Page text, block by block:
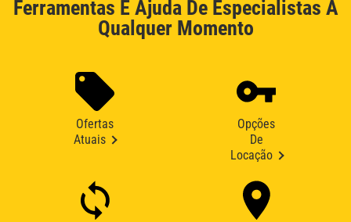
Ferramentas E Ajuda De Especialistas A
Qualquer Momento
Ofertas
Atuais
Opções
De
Locação